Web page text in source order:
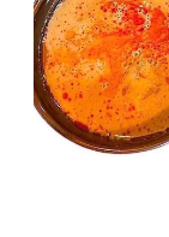
・つけ担担
製造地:京
賞味期限:
・つけ担担